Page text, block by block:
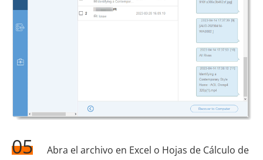
05
Abra el archivo en Excel o Hojas de Cálculo de